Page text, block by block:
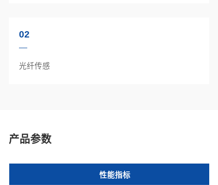
02
光纤传感
产品参数
性能指标